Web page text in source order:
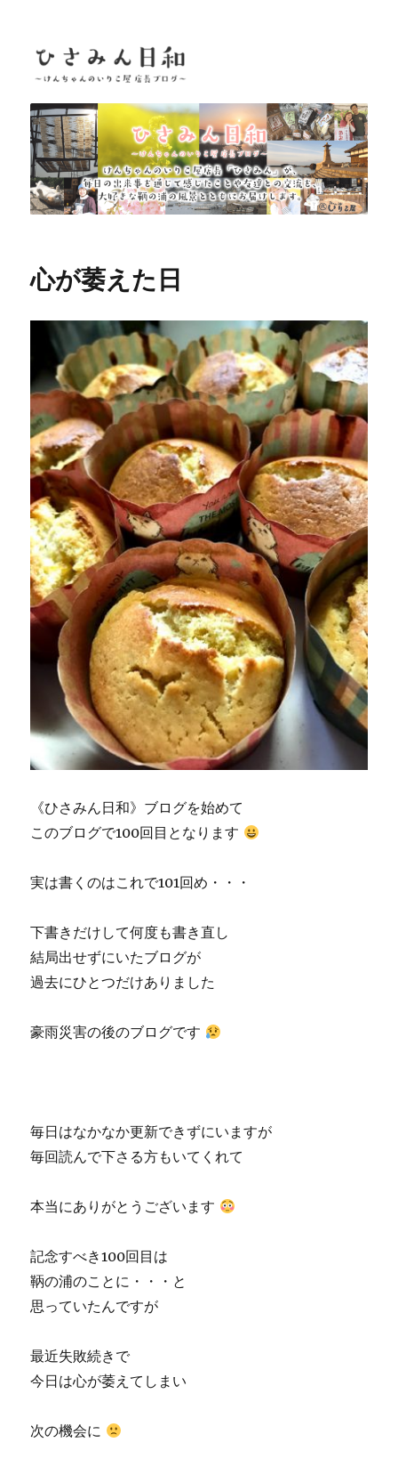
ひさみん日和
心が萎えた日
《ひさみん日和》ブログを始めて
このブログで100回目となります
実は書くのはこれで101回め・・・
下書きだけして何度も書き直し
結局出せずにいたブログが
過去にひとつだけありました
豪雨災害の後のブログです
毎日はなかなか更新できずにいますが
毎回読んで下さる方もいてくれて
本当にありがとうございます
記念すべき100回目は
鞆の浦のことに・・・と
思っていたんですが
最近失敗続きで
今日は心が萎えてしまい
次の機会に